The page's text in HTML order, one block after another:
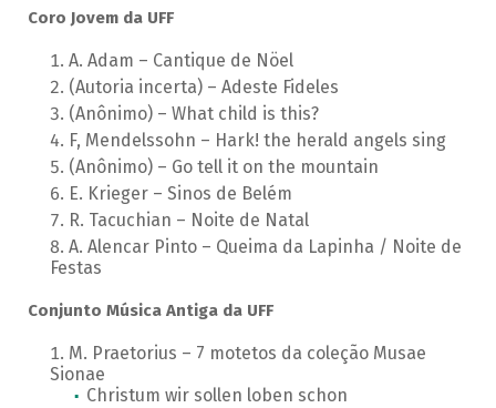
Coro Jovem da UFF
A. Adam – Cantique de Nöel
(Autoria incerta) – Adeste Fideles
(Anônimo) – What child is this?
F, Mendelssohn – Hark! the herald angels sing
(Anônimo) – Go tell it on the mountain
E. Krieger – Sinos de Belém
R. Tacuchian – Noite de Natal
A. Alencar Pinto – Queima da Lapinha / Noite de
Festas
Conjunto Música Antiga da UFF
M. Praetorius – 7 motetos da coleção Musae
Sionae
Christum wir sollen loben schon